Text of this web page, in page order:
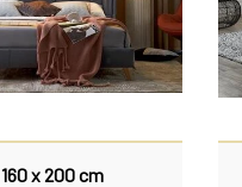
x 200 cm